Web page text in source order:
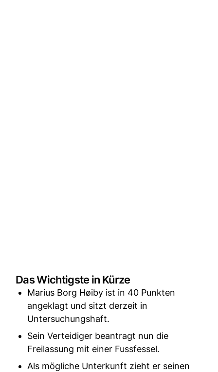
Das Wichtigste in Kürze
Marius Borg Høiby ist in 40 Punkten
angeklagt und sitzt derzeit in
Untersuchungshaft.
Sein Verteidiger beantragt nun die
Freilassung mit einer Fussfessel.
Als mögliche Unterkunft zieht er seinen